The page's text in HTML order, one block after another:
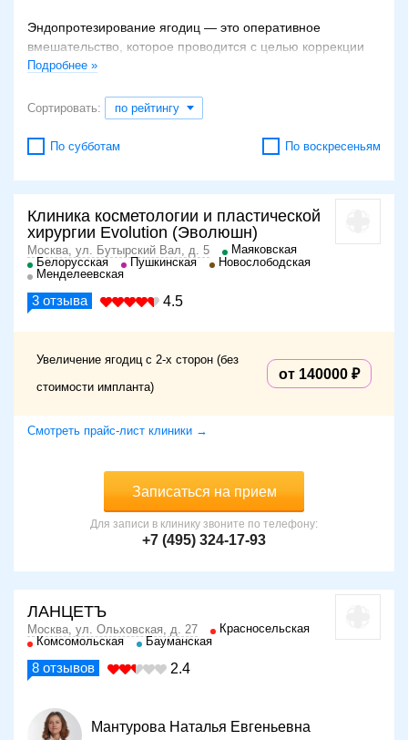
стоимости импланта)
Эндопротезирование ягодиц — это оперативное
вмешательство, которое проводится с целью коррекции
ягодиц с помощью искусственных имплантатов.
Основные показания
возрастные изменения в этой области;
врожденные аномалии органа;
быстрое похудение, в результате которого
произошло обвисание ягодиц;
травматическое повреждение.
кахексия;
обострение хронических заболеваний
болезни органов кроветворения или нарушение
онкологические заболевания различных органов;
сахарный диабет;
психиатрические болезни.
Как подготовиться к процедуре
консультацию терапевта, пластического хирурга;
общий анализ мочи, крови;
анализ крови на СПИД;
выполнение коагулограммы.
Подробнее »
Сортировать: по рейтингу
По субботам По воскресеньям
Клиника косметологии и пластической
хирургии Evolution (Эволюшн)
Москва, ул. Бутырский Вал, д. 5
Маяковская
Белорусская
Пушкинская
Новослободская
Менделеевская
3 отзыва 4.5
Увеличение ягодиц с 2-х сторон (без
стоимости импланта)
от 140000
Смотреть прайс-лист клиники →
Записаться на прием
Для записи в клинику звоните по телефону:
+7 (495) 324-17-93
ЛАНЦЕТЪ
Москва, ул. Ольховская, д. 27
Красносельская
Комсомольская
Бауманская
8 отзывов 2.4
Мантурова Наталья Евгеньевна